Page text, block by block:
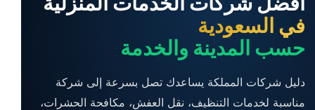
في السعودية
حسب المدينة والخدمة
دليل شركات المملكة يساعدك تصل بسرعة إلى شركة
مناسبة لخدمات التنظيف، نقل العفش، مكافحة الحشرات،